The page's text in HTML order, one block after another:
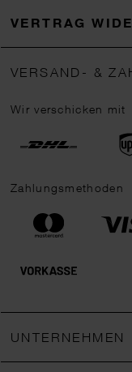
VERTRAG
VERSAND- &
Wir verschicken mit
Zahlungsmethoden
UNTERNEHMEN